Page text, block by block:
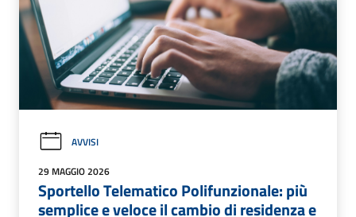
AVVISI
29 MAGGIO 2026
Sportello Telematico Polifunzionale: più
semplice e veloce il cambio di residenza e